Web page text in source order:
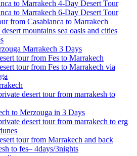
to Marrakech 4-Day Desert Tour
to Marrakech 6-Day Desert Tour
from Casablanca to Marrakech
desert mountains sea oasis and cities
Marrakech 3 Days
tour from Fes to Marrakech
tour from Fes to Marrakech via
desert tour from marrakesh to
to Merzouga in 3 Days
desert tour from marrakech to erg
tour from Marrakech and back
to fes– 4days/3nights